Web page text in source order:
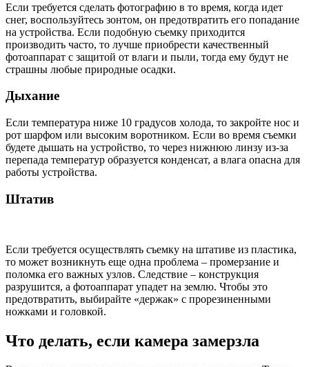
Если требуется сделать фотографию в то время, когда идет
снег, воспользуйтесь зонтом, он предотвратить его попадание
на устройства. Если подобную съемку приходится
производить часто, то лучше приобрести качественный
фотоаппарат с защитой от влаги и пыли, тогда ему будут не
страшны любые природные осадки.
Дыхание
Если температура ниже 10 градусов холода, то закройте нос и
рот шарфом или высоким воротником. Если во время съемки
будете дышать на устройство, то через нижнюю линзу из-за
перепада температур образуется конденсат, а влага опасна для
работы устройства.
Штатив
Если требуется осуществлять съемку на штативе из пластика,
то может возникнуть еще одна проблема – промерзание и
поломка его важных узлов. Следствие – конструкция
разрушится, а фотоаппарат упадет на землю. Чтобы это
предотвратить, выбирайте «держак» с прорезиненными
ножками и головкой.
Что делать, если камера замерзла